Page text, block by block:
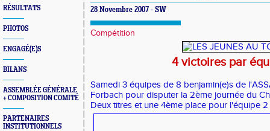
RÉSULTATS
PHOTOS
ENGAGÉ(E)S
BILANS
ASSEMBLÉE GÉNÉRALE
+ COMPOSITION COMITÉ
PARTENAIRES
INSTITUTIONNELS
28 Novembre 2007 - SW
Compétition
4 victoires par
Samedi 3 équipes de 8 benjamin(e)s de
Forbach pour disputer la 2ème journée du
Deux titres et une 4ème place pour l'équipe 2